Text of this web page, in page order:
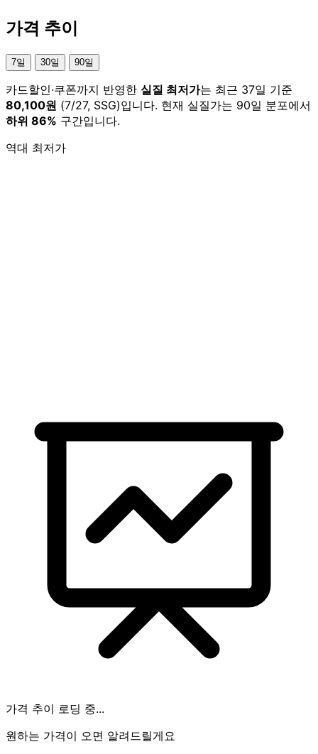
가격 추이
7일 30일 90일
카드할인·쿠폰까지 반영한 실질 최저가는 최근 37일 기준
80,100원 (7/27, SSG)입니다. 현재 실질가는 90일 분포에서
하위 86% 구간입니다.
역대 최저가
가격 추이 로딩 중...
원하는 가격이 오면 알려드릴게요